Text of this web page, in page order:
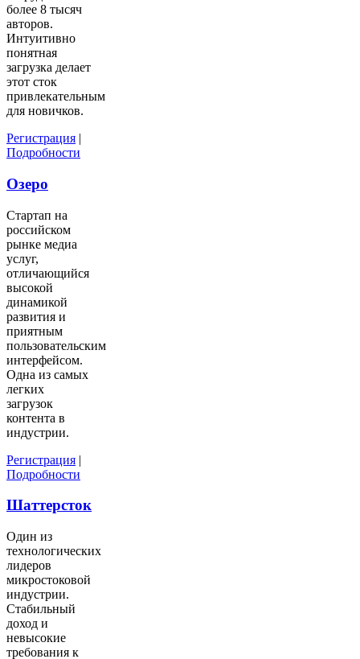
более 8 тысяч
авторов.
Интуитивно
понятная
загрузка делает
этот сток
привлекательным
для новичков.
Регистрация |
Подробности
Озеро
Стартап на
российском
рынке медиа
услуг,
отличающийся
высокой
динамикой
развития и
приятным
пользовательским
интерфейсом.
Одна из самых
легких
загрузок
контента в
индустрии.
Регистрация |
Подробности
Шаттерсток
Один из
технологических
лидеров
микростоковой
индустрии.
Стабильный
доход и
невысокие
требования к